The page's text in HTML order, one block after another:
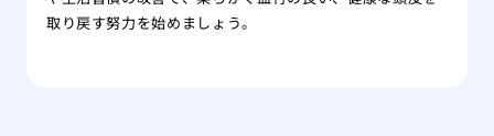
取り戻す努力を始めましょう。